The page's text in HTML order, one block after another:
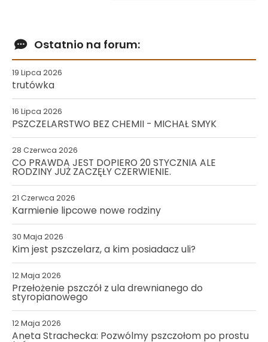
Ostatnio na forum:
19 Lipca 2026
trutówka
16 Lipca 2026
PSZCZELARSTWO BEZ CHEMII - MICHAŁ SMYK
28 Czerwca 2026
CO PRAWDA JEST DOPIERO 20 STYCZNIA ALE
RODZINY JUŻ ZACZĘŁY CZERWIENIE.
21 Czerwca 2026
Karmienie lipcowe nowe rodziny
30 Maja 2026
Kim jest pszczelarz, a kim posiadacz uli?
12 Maja 2026
Przełożenie pszczół z ula drewnianego do
styropianowego
12 Maja 2026
Aneta Strachecka: Pozwólmy pszczołom po prostu